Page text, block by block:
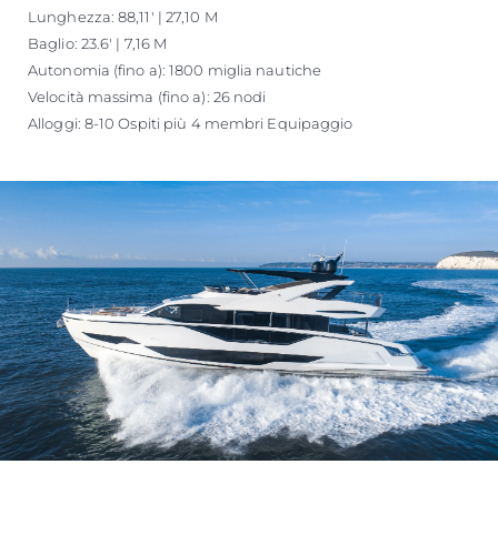
Lunghezza: 88,11' | 27,10 M
Baglio: 23.6' | 7,16 M
Autonomia (fino a): 1800 miglia nautiche
Velocità massima (fino a): 26 nodi
Alloggi: 8-10 Ospiti più 4 membri Equipaggio